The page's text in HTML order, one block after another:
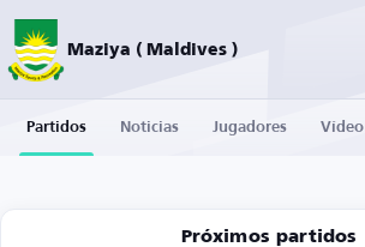
Maziya ( Maldives )
Partidos Noticias Jugadores Vídeo
Próximos partidos